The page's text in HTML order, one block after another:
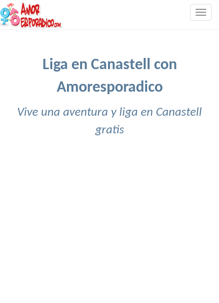
Liga en Canastell con
Amoresporadico
Vive una aventura y liga en Canastell
gratis